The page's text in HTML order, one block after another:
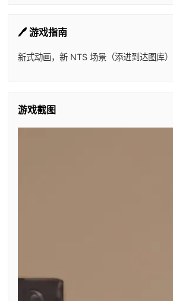
🖊️ 游戏指南
新式动画，新 NTS 场景（添进到达图库
游戏截图